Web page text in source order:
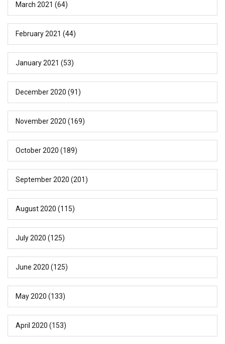
March 2021 (64)
February 2021 (44)
January 2021 (53)
December 2020 (91)
November 2020 (169)
October 2020 (189)
September 2020 (201)
August 2020 (115)
July 2020 (125)
June 2020 (125)
May 2020 (133)
April 2020 (153)